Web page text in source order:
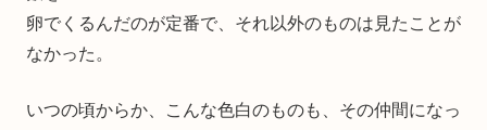
卵でくるんだのが定番で、それ以外のものは見たことが
なかった。
いつの頃からか、こんな色白のものも、その仲間になっ